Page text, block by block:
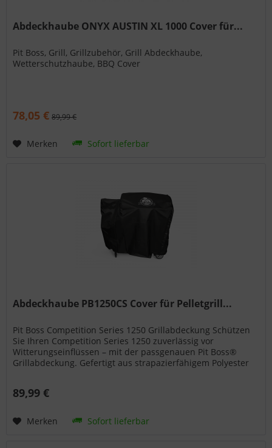
Abdeckhaube ONYX AUSTIN XL 1000 Cover für...
Pit Boss, Grill, Grillzubehör, Grill Abdeckhaube,
Wetterschutzhaube, BBQ Cover
78,05 € 89,99 €
Merken Sofort lieferbar
Abdeckhaube PB1250CS Cover für Pelletgrill...
Pit Boss Competition Series 1250 Grillabdeckung Schützen
Sie Ihren Competition Series 1250 zuverlässig vor
Witterungseinflüssen – mit der passgenauen Pit Boss®
Grillabdeckung. Gefertigt aus strapazierfähigem Polyester
89,99 €
Merken Sofort lieferbar